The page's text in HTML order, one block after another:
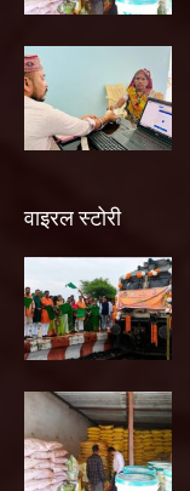
वाइरल स्टोरी